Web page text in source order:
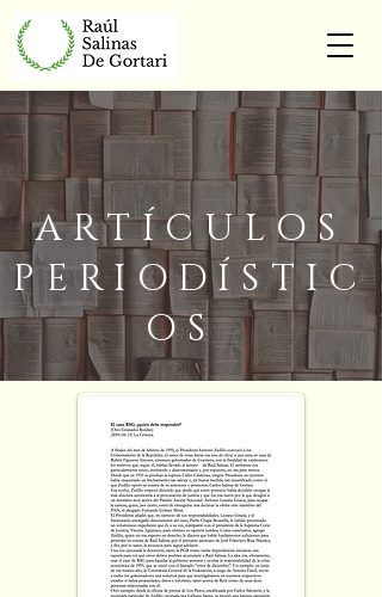
ARTÍCULOS
PERIODÍSTIC
OS